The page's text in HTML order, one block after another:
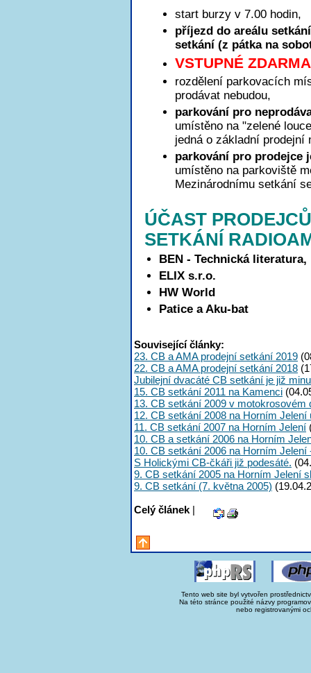
start burzy v 7.00 hodin,
příjezd do areálu
setkání (z pátka na
VSTUPNÉ
rozdělení parkovacích
prodávat nebudou,
parkování pro
umístěno na "zelené
jedná o základní prodejní
parkování pro prodejce
umístěno na parkoviště
Mezinárodnímu setkání
ÚČAST
SETKÁNÍ
BEN - Technická literatura,
ELIX s.r.o.
HW World
Patice a Aku-bat
Související články:
23. CB a AMA prodejní setkání 2019
22. CB a AMA prodejní setkání 2018
Jubilejní dvacáté CB setkání je již
15. CB setkání 2011 na Kamenci
13. CB setkání 2009 v motokrosovém
12. CB setkání 2008 na Horním Jelení
11. CB setkání 2007 na Horním Jelení
10. CB a setkání 2006 na Horním
10. CB setkání 2006 na Horním
S Holickými CB-čkáři již podesáté.
9. CB setkání 2005 na Horním Jelení
9. CB setkání (7. května 2005)
Celý článek |
Tento web site byl vytvořen
Na této stránce použité názvy
nebo registrovanými